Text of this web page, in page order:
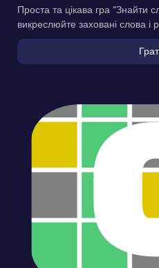
Проста та цікава гра “Знайти
викреслюйте заховані слова і